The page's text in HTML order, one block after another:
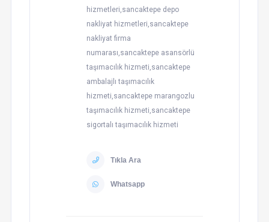
hizmetleri,sancaktepe depo
nakliyat hizmetleri,sancaktepe
nakliyat firma
numarası,sancaktepe asansörlü
taşımacılık hizmeti,sancaktepe
ambalajlı taşımacılık
hizmeti,sancaktepe marangozlu
taşımacılık hizmeti,sancaktepe
sigortalı taşımacılık hizmeti
Tıkla Ara
Whatsapp